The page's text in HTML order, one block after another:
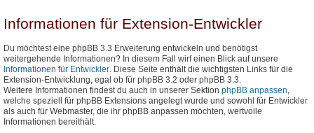
Informationen für Extension-Entwickler
Du möchtest eine phpBB 3.3 Erweiterung entwickeln und benötigst
weitergehende Informationen? In diesem Fall wirf einen Blick auf unsere
Informationen für Entwickler . Diese Seite enthält die wichtigsten Links für die
Extension-Entwicklung, egal ob für phpBB 3.2 oder phpBB 3.3.
Weitere Informationen findest du auch in unserer Sektion phpBB anpassen
welche speziell für phpBB Extensions angelegt wurde und sowohl für Entwickler
als auch für Webmaster, die ihr phpBB anpassen möchten, wertvolle
Informationen bereithält.